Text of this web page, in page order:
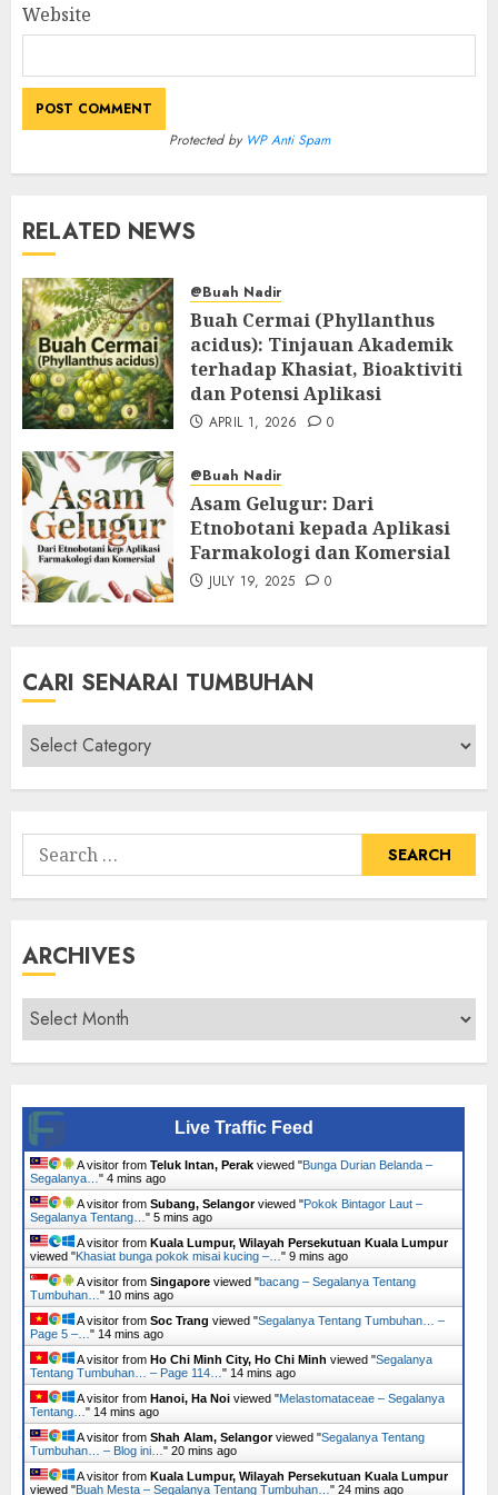
Website
Protected by WP Anti Spam
RELATED NEWS
@Buah Nadir
Buah Cermai (Phyllanthus
acidus): Tinjauan Akademik
terhadap Khasiat, Bioaktiviti
dan Potensi Aplikasi
APRIL 1, 2026 0
@Buah Nadir
Asam Gelugur: Dari
Etnobotani kepada Aplikasi
Farmakologi dan Komersial
JULY 19, 2025 0
CARI SENARAI TUMBUHAN
Cari
Senarai
Tumbuhan
Search
for:
ARCHIVES
Archives
Live Traffic Feed
A visitor from Teluk Intan, Perak viewed "Bunga Durian Belanda –
Segalanya… " 4 mins ago
A visitor from Subang, Selangorviewed "Pokok Bintagor Laut –
Segalanya Tentang… " 5 mins ago
A visitor from Kuala Lumpur, Wilayah Persekutuan Kuala Lumpur
viewed "Khasiat bunga pokok misai kucing –… " 9 mins ago
A visitor from Singapore viewed "bacang – Segalanya Tentang
Tumbuhan… " 10 mins ago
A visitor from Soc Trang viewed "Segalanya Tentang Tumbuhan… –
Page 5 –… " 14 mins ago
A visitor from Ho Chi Minh City, Ho Chi Minh viewed "Segalanya
Tentang Tumbuhan… – Page 114… " 14 mins ago
A visitor from Hanoi, Ha Noi viewed "Melastomataceae – Segalanya
Tentang… " 14 mins ago
A visitor from Shah Alam, Selangorviewed "Segalanya Tentang
Tumbuhan… – Blog ini… " 20 mins ago
A visitor from Kuala Lumpur, Wilayah Persekutuan Kuala Lumpur
viewed "Buah Mesta – Segalanya Tentang Tumbuhan… " 24 mins ago